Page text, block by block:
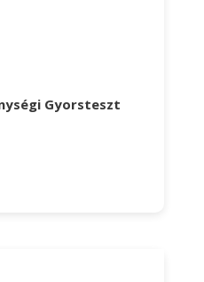
Gyorsteszt